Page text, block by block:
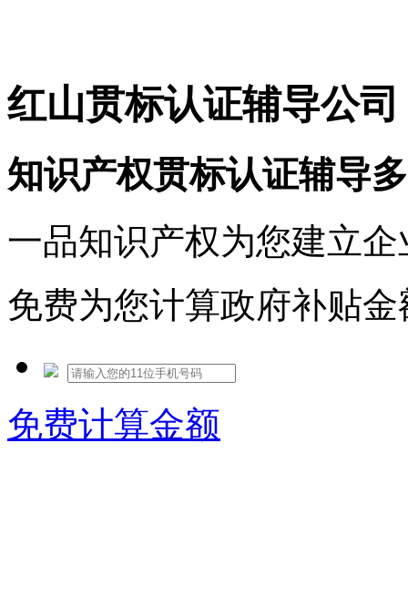
红山贯标认证辅导公司
知识产权贯标认证辅导
一品知识产权为您建立
免费为您计算政府补贴
免费计算金额